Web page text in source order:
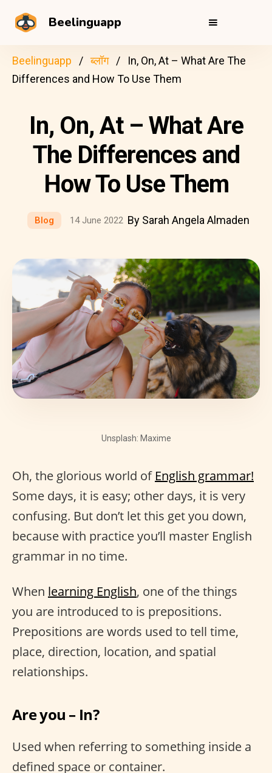
Beelinguapp
Beelinguapp ब्लॉग
In, On, At – What Are The
Differences and How To Use Them
In, On, At – What Are
The Differences and
How To Use Them
Blog 14 June 2022 By Sarah Angela Almaden
Unsplash: Maxime
Oh, the glorious world of English grammar!
Some days, it is easy; other days, it is very
confusing. But don’t let this get you down,
because with practice you’ll master English
grammar in no time.
When learning English, one of the things
you are introduced to is prepositions.
Prepositions are words used to tell time,
place, direction, location, and spatial
relationships.
Are you – In?
Used when referring to something inside a
defined space or container.